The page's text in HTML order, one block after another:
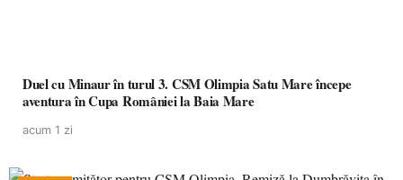
Duel cu Minaur în turul 3. CSM Olimpia Satu Mare începe
aventura în Cupa României la Baia Mare
acum 1 zi